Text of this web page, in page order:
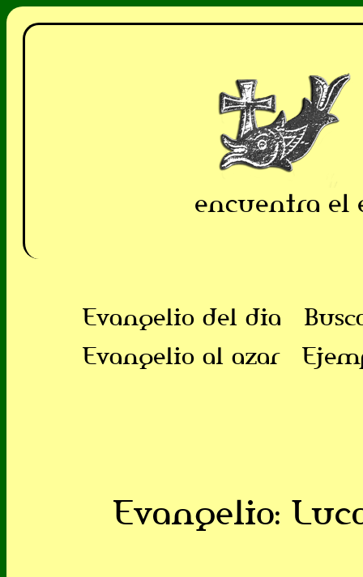
encuentra el
Evangelio del dia
Evangelio al azar
Evangelio: